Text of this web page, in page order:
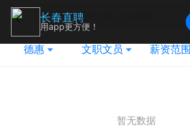
德惠 文职文员 薪资范围
暂无数据
长春直聘
用app更方便！